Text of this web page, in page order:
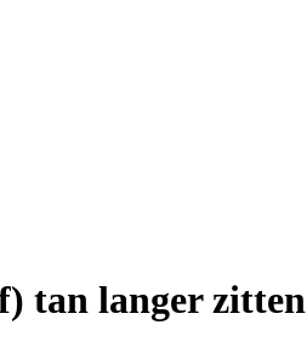
tan langer zitten